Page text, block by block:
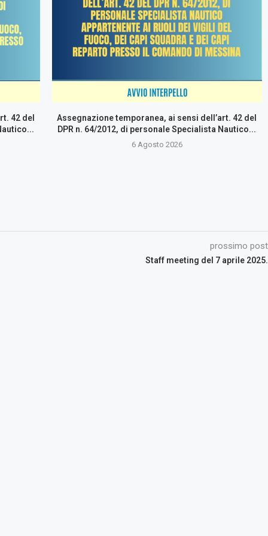
42 del
Assegnazione temporanea, ai sensi dell’art. 42 del
DPR n. 64/2012, di personale Specialista Nautico...
6 Agosto 2026
prossimo post
Staff meeting del 7 aprile 2025.